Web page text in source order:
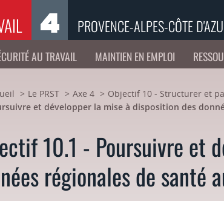
PROVENCE-ALPES-CÔTE
AU TRAVAIL MAINTIEN EN EMPLOI
Le PRST Axe 4 Objectif 10 - Structurer et
et développer la mise à disposition des
10.1 - Poursuivre et
régionales de santé